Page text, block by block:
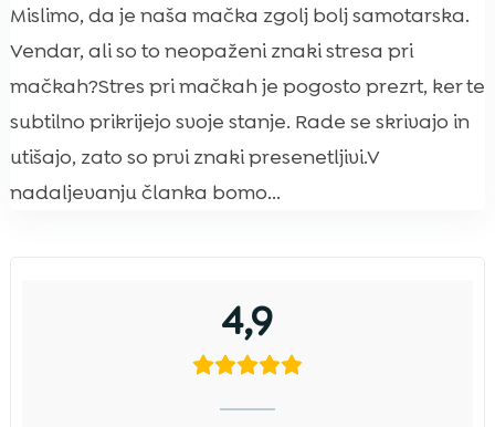
Mislimo, da je naša mačka zgolj bolj samotarska.
Vendar, ali so to neopaženi znaki stresa pri
mačkah?Stres pri mačkah je pogosto prezrt, ker te
subtilno prikrijejo svoje stanje. Rade se skrivajo in
utišajo, zato so prvi znaki presenetljivi.V
nadaljevanju članka bomo...
4,9